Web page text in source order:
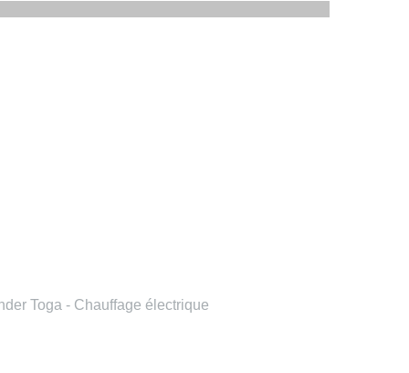
Toga - Chauffage électrique